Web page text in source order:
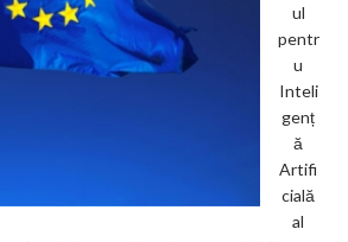
ul
pentr
u
Inteli
genț
ă
Artifi
cială
al